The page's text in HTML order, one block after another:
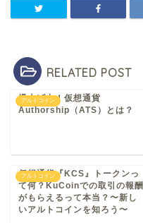
RELATED POST
アルトコイン
爆上げ中！仮想通貨
Authorship（ATS）とは？
アルトコイン
仮想通貨『KCS』トークンっ
て何？KuCoinでの取引の報酬
がもらえるって本当？〜新し
いアルトコインを知ろう〜